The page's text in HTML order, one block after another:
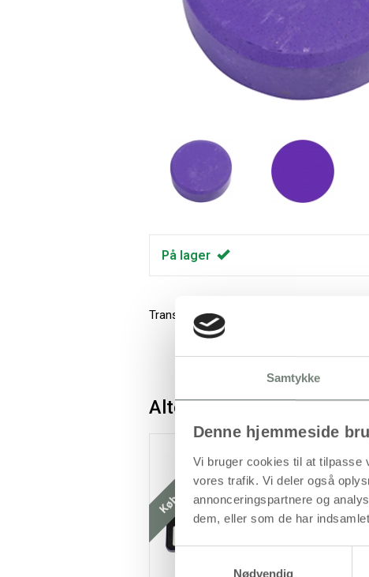
Samtykke
Denne hjemmeside
Vi bruger cookies til at tilpasse
vores trafik. Vi deler også
annonceringspartnere og
dem, eller som de har
Samtykkevalg
Nødvendig
På lager
Transparente tempera vandfarver i
Alternativer
Køb mere og spar